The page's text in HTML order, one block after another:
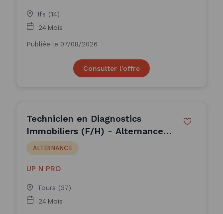
Ifs (14)
24 Mois
Publiée le 07/08/2026
Consulter l'offre
Technicien en Diagnostics
Immobiliers (F/H) - Alternance
(H/F)
ALTERNANCE
UP N PRO
Tours (37)
24 Mois